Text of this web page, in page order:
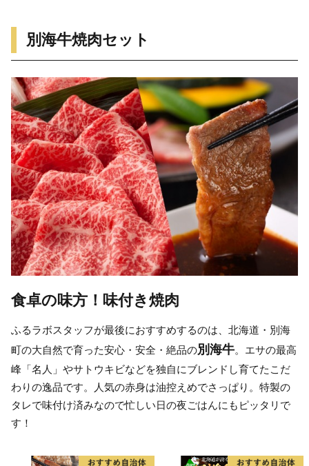
別海牛焼肉セット
食卓の味方！味付き焼肉
ふるラボスタッフが最後におすすめするのは、北海道・別海
町の大自然で育った安心・安全・絶品の別海牛。エサの最高
峰「名人」やサトウキビなどを独自にブレンドし育てたこだ
わりの逸品です。人気の赤身は油控えめでさっぱり。特製の
タレで味付け済みなので忙しい日の夜ごはんにもピッタリで
す！